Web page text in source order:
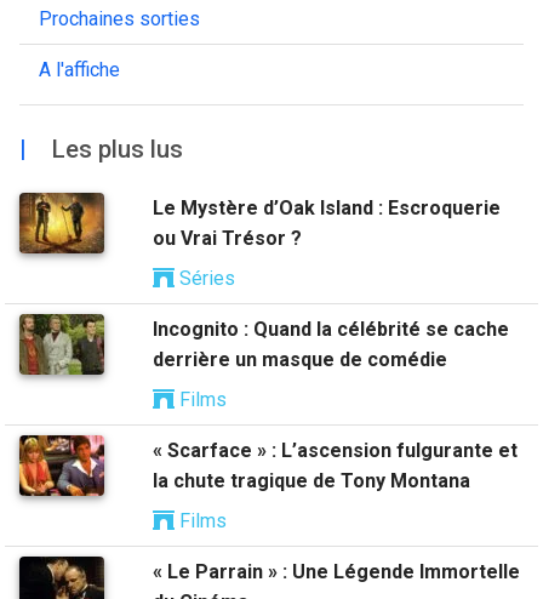
Prochaines sorties
A l'affiche
| Les plus lus
Le Mystère d’Oak Island : Escroquerie
ou Vrai Trésor ?
Séries
Incognito : Quand la célébrité se cache
derrière un masque de comédie
Films
« Scarface » : L’ascension fulgurante et
la chute tragique de Tony Montana
Films
« Le Parrain » : Une Légende Immortelle